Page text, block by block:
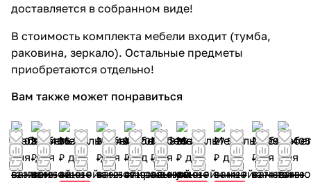
доставляется в собранном виде!
В стоимость комплекта мебели входит (тумба,
раковина, зеркало). Остальные предметы
приобретаются отдельно!
Вам также может понравиться
57 037
₽
63 374
39 140
₽
48 925
35 281
₽
44 101 ₽
39 140
₽
48 925
43 208
₽
49 100
125 878
₽
148 092
35 281
₽
44 101 ₽
27 554
₽
34 442 ₽
34 997
₽
43 746
63 405
₽
70 450